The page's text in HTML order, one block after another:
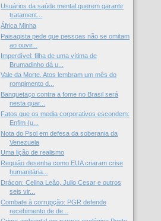
Usuários da saúde mental querem garantir
tratament...
África Minha
Paisagista pede que pessoas não se omitam
ao ouvir...
Imperdível: filha de uma vítima de
Brumadinho dá u...
Vale da Morte. Atos lembram um mês do
rompimento d...
Banquetaço contra a fome no Brasil será
nesta quar...
Fatos que os media corporativos escondem:
Enfim (u...
Nota do Psol em defesa da soberania da
Venezuela
Uma lição de realismo
Requião desenha como EUA criaram crise
humanitária...
Drácon: Celina Leão, Julio Cesar e outros
seis vir...
Combate à corrupção: PGR defende
recebimento de de...